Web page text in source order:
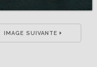
IMAGE SUIVANTE